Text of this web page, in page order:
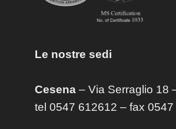
Le nostre sedi
Cesena– Via Serraglio 18
tel 0547 612612 – fax 0547